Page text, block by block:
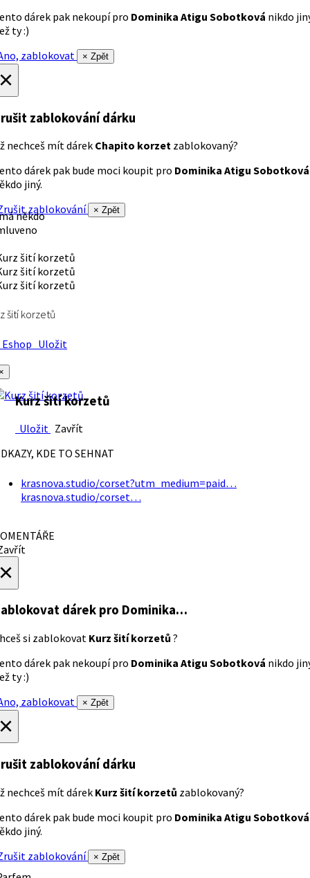
dárek pak nekoupí pro Dominika Atigu Sobotková nikdo
ty :)
zablokovat
× Zpět
zablokování dárku
nechceš mít dárek Chapito korzet zablokovaný?
dárek pak bude moci koupit pro Dominika Atigu Sobotková
jiný.
zablokování
× Zpět
někdo
šití korzetů
Uložit
Kurz šití korzetů
Uložit Zavřít
KDE TO SEHNAT
krasnova.studio/corset?utm_medium=paid…
krasnova.studio/corset…
dárek pro Dominika…
si zablokovat Kurz šití korzetů ?
dárek pak nekoupí pro Dominika Atigu Sobotková nikdo
ty :)
zablokovat
× Zpět
zablokování dárku
nechceš mít dárek Kurz šití korzetů zablokovaný?
dárek pak bude moci koupit pro Dominika Atigu Sobotková
jiný.
zablokování
× Zpět